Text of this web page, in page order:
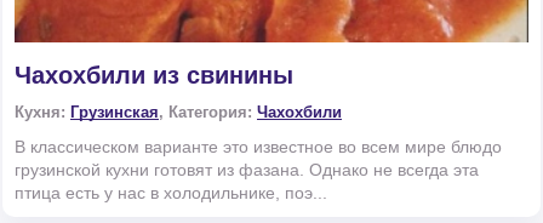
Чахохбили из свинины
Кухня: Грузинская, Категория: Чахохбили
В классическом варианте это известное во всем мире блюдо
грузинской кухни готовят из фазана. Однако не всегда эта
птица есть у нас в холодильнике, поэ...